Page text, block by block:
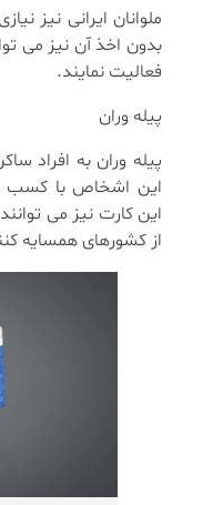
ملوانان ایرانی نیز
بدون اخذ آن نیز می
فعالیت نمایند.
پیله وران
پیله وران به افراد
این اشخاص با کسب
این کارت نیز می
از کشورهای همسایه